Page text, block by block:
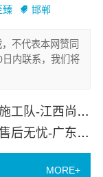
臻 邯郸
不代表本网赞同
内联系，我们将
-江西尚宅尚品
空间装饰工程有限公司
MORE+